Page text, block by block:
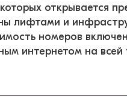
открывается
лифтами и
номеров
интернетом на всей